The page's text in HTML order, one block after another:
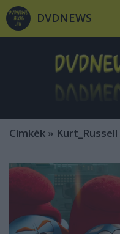
DVDNEWS
Címkék » Kurt_Russell